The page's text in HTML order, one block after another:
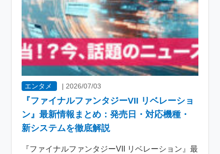
エンタメ | 2026/07/03
『ファイナルファンタジーVII リベレーショ
ン』最新情報まとめ：発売日・対応機種・
新システムを徹底解説
『ファイナルファンタジーVII リベレーション』最